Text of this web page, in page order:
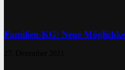
Familien-KG: Neue